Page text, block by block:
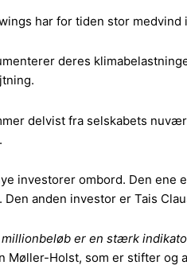
har for tiden stor
deres
delvist fra selskabets
investorer ombord. Den
anden investor er Tais
millionbeløb er en stærk
Møller-Holst, som er stifter og